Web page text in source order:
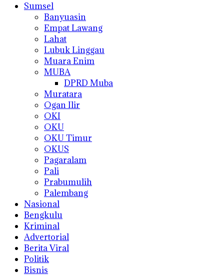
Sumsel
Banyuasin
Empat Lawang
Lahat
Lubuk Linggau
Muara Enim
MUBA
DPRD Muba
Muratara
Ogan Ilir
OKI
OKU
OKU Timur
OKUS
Pagaralam
Pali
Prabumulih
Palembang
Nasional
Bengkulu
Kriminal
Advertorial
Berita Viral
Politik
Bisnis